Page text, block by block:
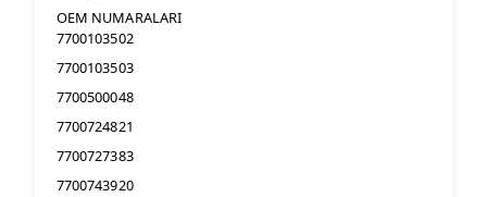
OEM NUMARALARI
7700103502
7700103503
7700500048
7700724821
7700727383
7700743920